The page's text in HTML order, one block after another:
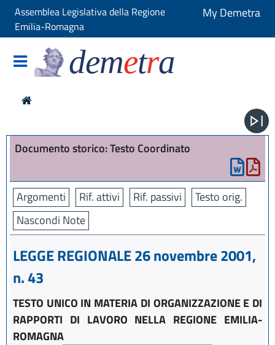
Assemblea Legislativa della Regione
Emilia-Romagna
My Demetra
demetra
Documento storico: Testo Coordinato
Argomenti Rif. attivi Rif. passivi
Testo orig.
Nascondi Note
LEGGE REGIONALE 26 novembre 2001,
n. 43
TESTO UNICO IN MATERIA DI ORGANIZZAZIONE E DI
RAPPORTI DI LAVORO NELLA REGIONE EMILIA-
ROMAGNA